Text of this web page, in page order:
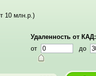
10 млн.р.)
Удаленность от КАД:
от
до